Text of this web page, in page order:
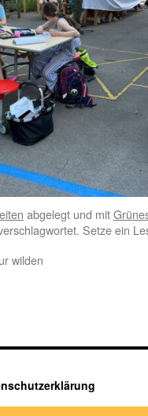
abgelegt und mit
Setze ein
wilden